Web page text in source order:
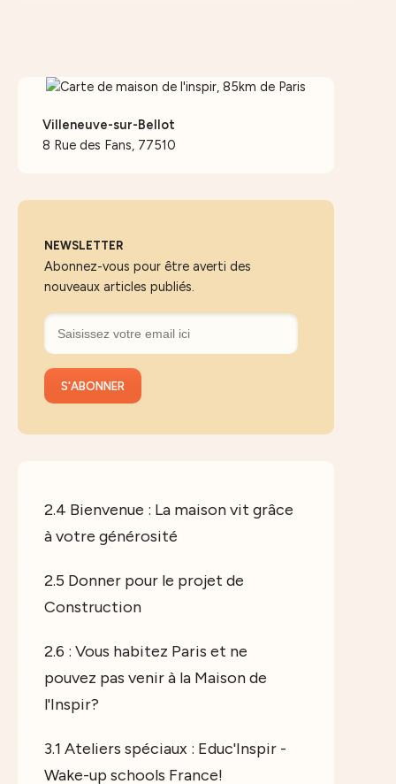
Villeneuve-sur-Bellot
8 Rue des Fans, 77510
NEWSLETTER
Abonnez-vous pour être averti des
nouveaux articles publiés.
2.4 Bienvenue : La maison vit grâce
à votre générosité
2.5 Donner pour le projet de
Construction
2.6 : Vous habitez Paris et ne
pouvez pas venir à la Maison de
l'Inspir?
3.1 Ateliers spéciaux : Educ'Inspir -
Wake-up schools France!